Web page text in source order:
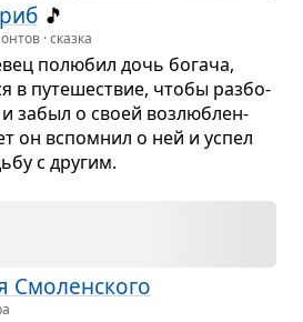
🎵
· сказка
полю­бил дочь богача,
в путе­ше­ствие, чтобы раз­бо­
и забыл о своей воз­люб­лен­
он вспо­мнил о ней и успел
с дру­гим.
Смо­лен­ского